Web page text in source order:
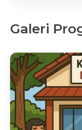
Galeri